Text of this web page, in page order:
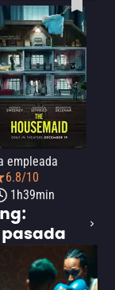
empleada
6.8/10
1h39min